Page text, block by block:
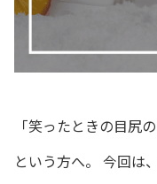
「笑ったときの目尻
という方へ。 今回は